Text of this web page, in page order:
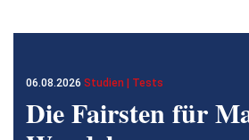
06.08.2026 Studien | Tests
Die Fairsten für